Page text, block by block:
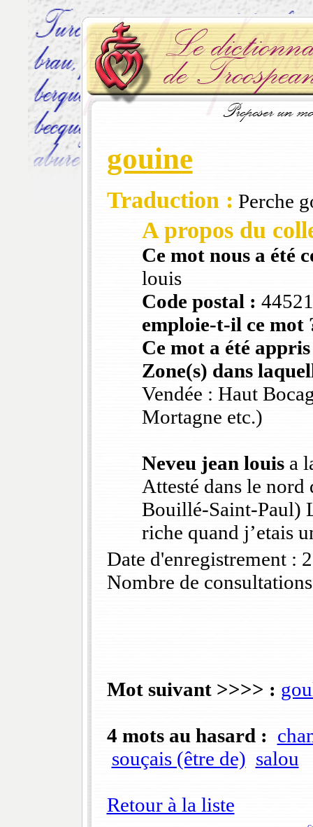
gouine
Traduction : Perche
A propos du
Ce mot nous a été
louis
Code postal :
emploie-t-il ce mot
Ce mot a été
Zone(s) dans
Vendée : Haut
Mortagne etc.)
Neveu jean louisa
Attesté dans le nord
Bouillé-Saint-Paul)
riche quand j’etais
Date d'enregistrement :
Nombre de
Mot suivant >>>> :
4 mots au hasard :
souçais (être de) salou
Retour à la liste